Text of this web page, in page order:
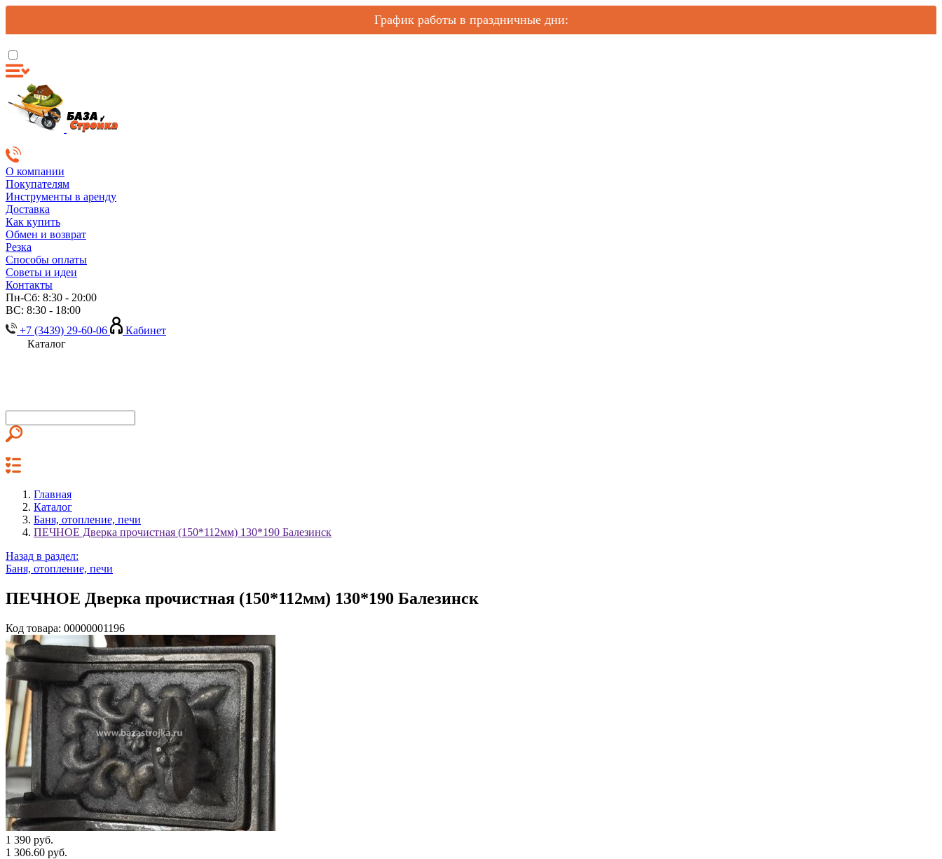
График работы в праздничные дни:
О компании
Покупателям
Инструменты в аренду
Доставка
Как купить
Обмен и возврат
Резка
Способы оплаты
Советы и идеи
Контакты
Пн-Сб: 8:30 - 20:00
ВС: 8:30 - 18:00
+7 (3439) 29-60-06
Кабинет
Каталог
Главная
Каталог
Баня, отопление, печи
ПЕЧНОЕ Дверка прочистная (150*112мм) 130*190 Балезинск
Назад в раздел:
Баня, отопление, печи
ПЕЧНОЕ Дверка прочистная (150*112мм) 130*190 Балезинск
Код товара: 00000001196
1 390 руб.
1 306.60 руб.